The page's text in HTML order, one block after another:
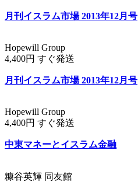
月刊イスラム市場 2013年12月号
Hopewill Group
4,400円 すぐ発送
月刊イスラム市場 2013年12月号
Hopewill Group
4,400円 すぐ発送
中東マネーとイスラム金融
糠谷英輝 同友館